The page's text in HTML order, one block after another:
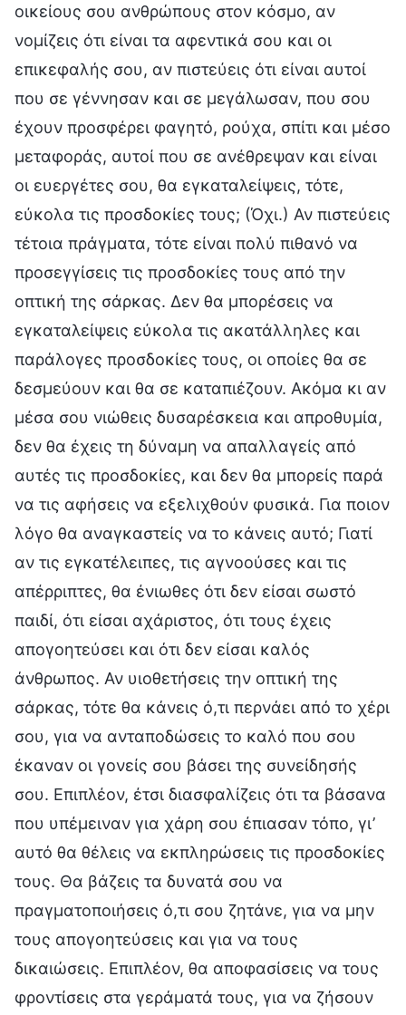
οικείους σου ανθρώπους στον κόσμο, αν
νομίζεις ότι είναι τα αφεντικά σου και οι
επικεφαλής σου, αν πιστεύεις ότι είναι αυτοί
που σε γέννησαν και σε μεγάλωσαν, που σου
έχουν προσφέρει φαγητό, ρούχα, σπίτι και μέσο
μεταφοράς, αυτοί που σε ανέθρεψαν και είναι
οι ευεργέτες σου, θα εγκαταλείψεις, τότε,
εύκολα τις προσδοκίες τους; (Όχι.) Αν πιστεύεις
τέτοια πράγματα, τότε είναι πολύ πιθανό να
προσεγγίσεις τις προσδοκίες τους από την
οπτική της σάρκας. Δεν θα μπορέσεις να
εγκαταλείψεις εύκολα τις ακατάλληλες και
παράλογες προσδοκίες τους, οι οποίες θα σε
δεσμεύουν και θα σε καταπιέζουν. Ακόμα κι αν
μέσα σου νιώθεις δυσαρέσκεια και απροθυμία,
δεν θα έχεις τη δύναμη να απαλλαγείς από
αυτές τις προσδοκίες, και δεν θα μπορείς παρά
να τις αφήσεις να εξελιχθούν φυσικά. Για ποιον
λόγο θα αναγκαστείς να το κάνεις αυτό; Γιατί
αν τις εγκατέλειπες, τις αγνοούσες και τις
απέρριπτες, θα ένιωθες ότι δεν είσαι σωστό
παιδί, ότι είσαι αχάριστος, ότι τους έχεις
απογοητεύσει και ότι δεν είσαι καλός
άνθρωπος. Αν υιοθετήσεις την οπτική της
σάρκας, τότε θα κάνεις ό,τι περνάει από το χέρι
σου, για να ανταποδώσεις το καλό που σου
έκαναν οι γονείς σου βάσει της συνείδησής
σου. Επιπλέον, έτσι διασφαλίζεις ότι τα βάσανα
που υπέμειναν για χάρη σου έπιασαν τόπο, γι’
αυτό θα θέλεις να εκπληρώσεις τις προσδοκίες
τους. Θα βάζεις τα δυνατά σου να
πραγματοποιήσεις ό,τι σου ζητάνε, για να μην
τους απογοητεύσεις και για να τους
δικαιώσεις. Επιπλέον, θα αποφασίσεις να τους
φροντίσεις στα γεράματά τους, για να ζήσουν